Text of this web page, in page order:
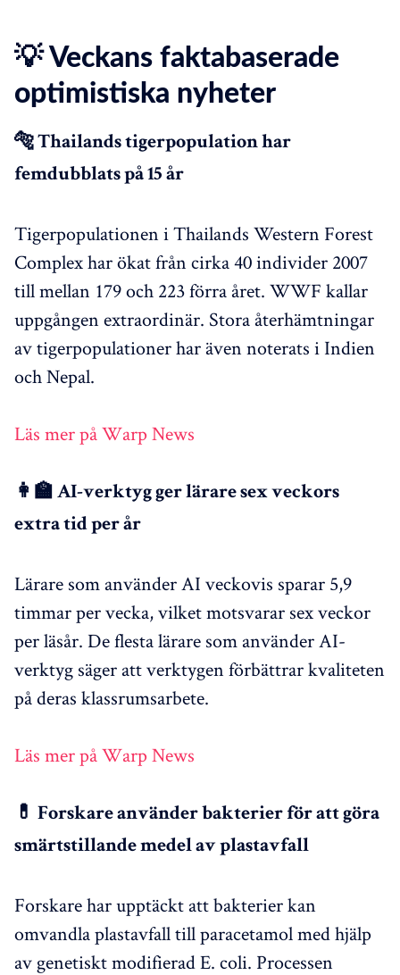
💡 Veckans faktabaserade
optimistiska nyheter
🐅 Thailands tigerpopulation har
femdubblats på 15 år
Tigerpopulationen i Thailands Western Forest
Complex har ökat från cirka 40 individer 2007
till mellan 179 och 223 förra året. WWF kallar
uppgången extraordinär. Stora återhämtningar
av tigerpopulationer har även noterats i Indien
och Nepal.
Läs mer på Warp News
👩‍🏫 AI-verktyg ger lärare sex veckors
extra tid per år
Lärare som använder AI veckovis sparar 5,9
timmar per vecka, vilket motsvarar sex veckor
per läsår. De flesta lärare som använder AI-
verktyg säger att verktygen förbättrar kvaliteten
på deras klassrumsarbete.
Läs mer på Warp News
💊 Forskare använder bakterier för att göra
smärtstillande medel av plastavfall
Forskare har upptäckt att bakterier kan
omvandla plastavfall till paracetamol med hjälp
av genetiskt modifierad E. coli. Processen